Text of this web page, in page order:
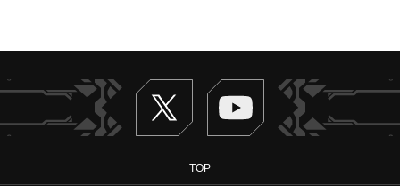
Twitter ヴァンガードch
TOP